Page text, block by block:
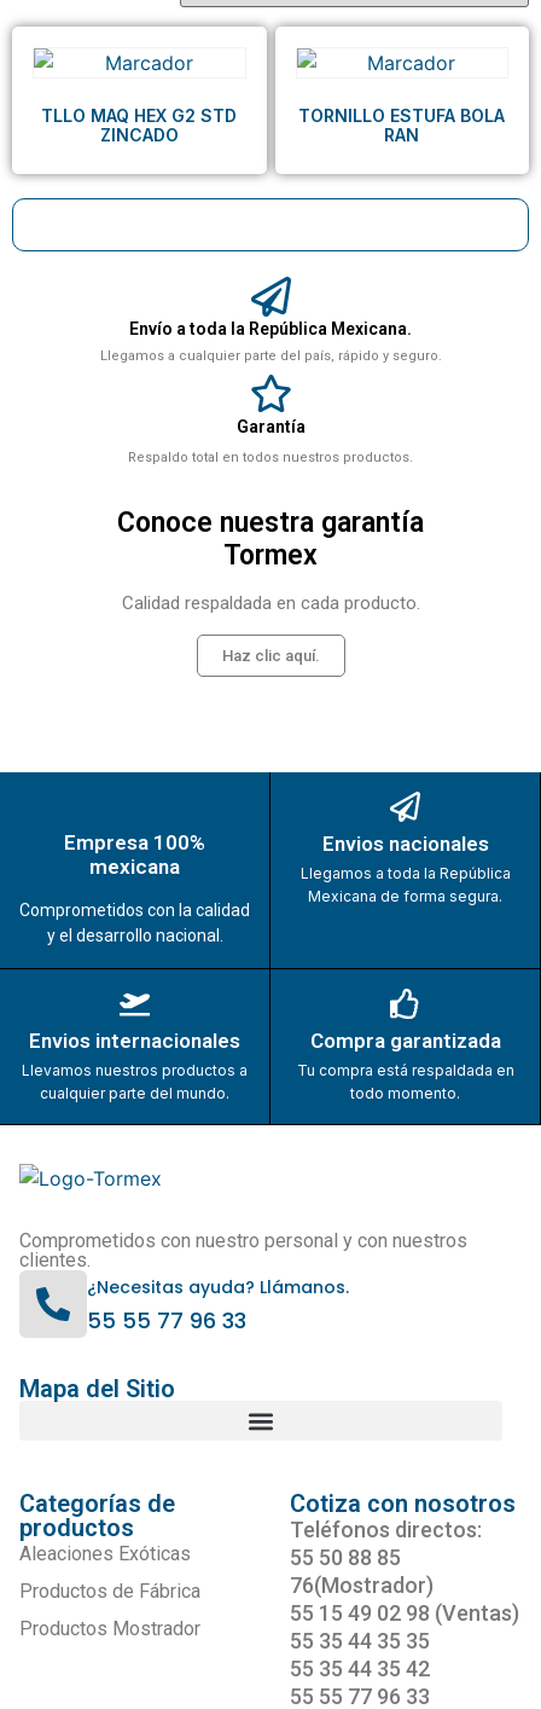
Envío a toda la República Mexicana.
Llegamos a cualquier parte del país, rápido y seguro.
Garantía
Respaldo total en todos nuestros productos.
Conoce nuestra garantía
Tormex
Calidad respaldada en cada producto.
Haz clic aquí.
TLLO MAQ HEX G2 STD
ZINCADO
TORNILLO ESTUFA BOLA
RAN
Empresa 100%
mexicana
Comprometidos con la calidad
y el desarrollo nacional.
Envios nacionales
Llegamos a toda la República
Mexicana de forma segura.
Envios internacionales
Llevamos nuestros productos a
cualquier parte del mundo.
Compra garantizada
Tu compra está respaldada en
todo momento.
Comprometidos con nuestro personal y con nuestros
clientes.
¿Necesitas ayuda? Llámanos.
55 55 77 96 33
Mapa del Sitio
Categorías de
productos
Aleaciones Exóticas
Productos de Fábrica
Productos Mostrador
Cotiza con nosotros
Teléfonos directos:
55 50 88 85
76(Mostrador)
55 15 49 02 98 (Ventas)
55 35 44 35 35
55 35 44 35 42
55 55 77 96 33